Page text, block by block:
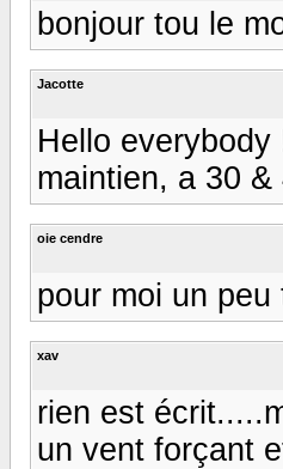
bonjour tou le
Jacotte
Hello
maintien, a 30
oie cendre
pour moi un
xav
rien est
un vent forçant